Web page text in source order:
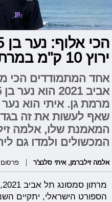
ירוץ 10 ק"מ במרתון
אחד המתמודדים הכי
מרמת גן. איתי הוא
שאף לעשות את זה
המאמנת שלו, אלמה
המכשולים ולמדו גם
אלמה זילברמן, איתי סלנצ'ר פרסום ראשון: